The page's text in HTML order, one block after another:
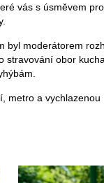
vás s úsměvem
byl moderátorem
stravování obor
metro a vychlazenou